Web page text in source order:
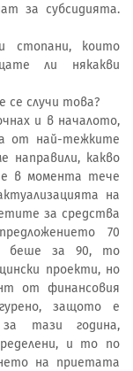
за субсидията.
стопани, които
ли някакви
се случи това?
и в началото,
от най-тежките
направили, какво
в момента тече
на
за средства
70
беше за 90, то
проекти, но
от финансовия
защото е
тази година,
и то по
на приетата